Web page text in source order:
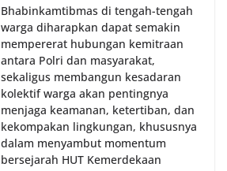
Bhabinkamtibmas di tengah-tengah
warga diharapkan dapat semakin
mempererat hubungan kemitraan
antara Polri dan masyarakat,
sekaligus membangun kesadaran
kolektif warga akan pentingnya
menjaga keamanan, ketertiban, dan
kekompakan lingkungan, khususnya
dalam menyambut momentum
bersejarah HUT Kemerdekaan